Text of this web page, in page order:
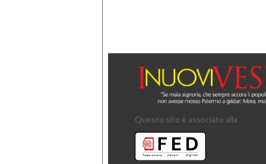
Questo sito è associato alla